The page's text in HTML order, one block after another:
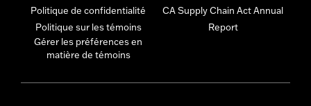
Politique de confidentialité
Politique sur les témoins
Gérer les préférences en
matière de témoins
CA Supply Chain Act Annual
Report